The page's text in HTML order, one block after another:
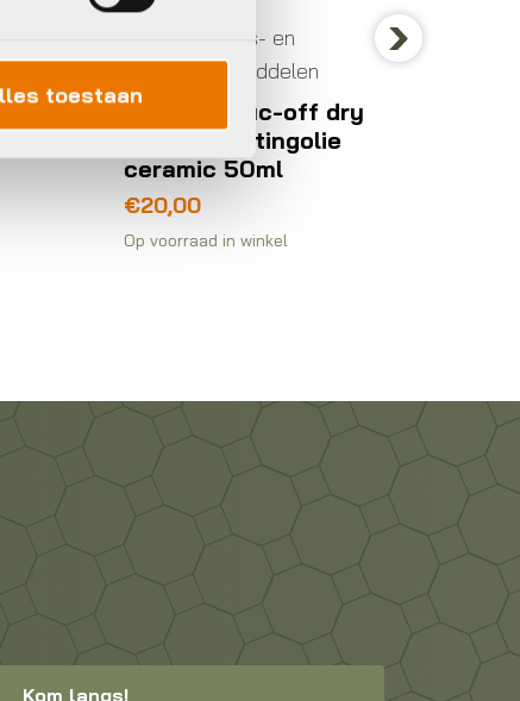
toestaan
Smeer-, poets- en
onderhoudsmiddelen
Muc Off Muc-off dry
lube c3 kettingolie
ceramic 50ml
20,00
Op voorraad in winkel
Kom langs!